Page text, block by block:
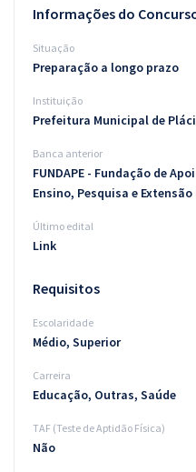
Questões grátis
Conteúdo gratuito
Aprovados
Atendimento
Informações do
Situação
Preparação a longo prazo
Instituição
Prefeitura Municipal de
Banca anterior
FUNDAPE - Fundação de
Ensino, Pesquisa e
Último edital
Link
Requisitos
Escolaridade
Médio, Superior
Carreira
Educação, Outras, Saúde
TAF (Teste de Aptidão Física)
Não